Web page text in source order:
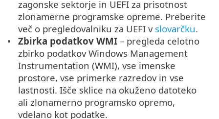
zagonske sektorje in UEFI za prisotnost
zlonamerne programske opreme. Preberite
več o pregledovalniku za UEFI v slovarčku.
Zbirka podatkov WMI – pregleda celotno
zbirko podatkov Windows Management
Instrumentation (WMI), vse imenske
prostore, vse primerke razredov in vse
lastnosti. Išče sklice na okuženo datoteko
ali zlonamerno programsko opremo,
vdelano kot podatke.